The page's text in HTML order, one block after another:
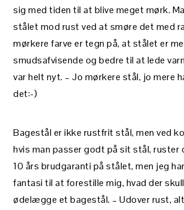
sig med tiden til at blive meget mørk.
stålet mod rust ved at smøre det med
mørkere farve er tegn på, at stålet er
smudsafvisende og bedre til at lede
var helt nyt. – Jo mørkere stål, jo mere
det:-)
Bagestål er ikke rustfrit stål, men ved
hvis man passer godt på sit stål, ruster
10 års brudgaranti på stålet, men jeg
fantasi til at forestille mig, hvad der
ødelægge et bagestål. – Udover rust,